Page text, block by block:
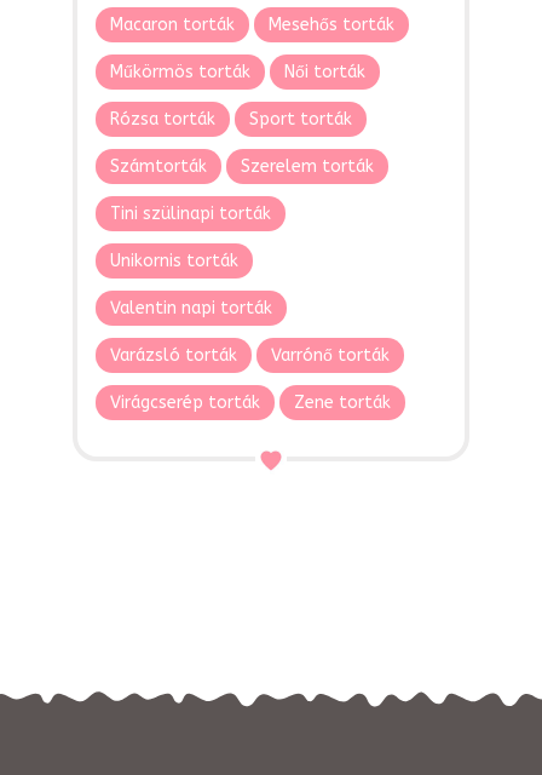
Macaron torták Mesehős torták
Műkörmös torták Női torták
Rózsa torták Sport torták
Számtorták Szerelem torták
Tini szülinapi torták
Unikornis torták
Valentin napi torták
Varázsló torták Varrónő torták
Virágcserép torták Zene torták